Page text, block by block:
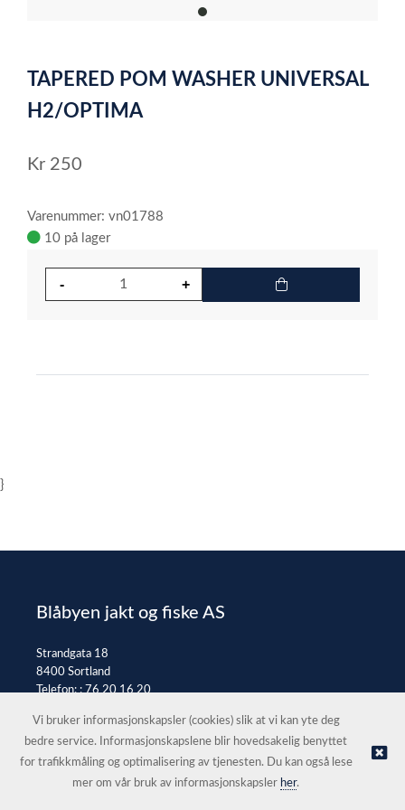
item
of
1
TAPERED POM WASHER UNIVERSAL
H2/OPTIMA
Kr 250
Varenummer: vn01788
10 på lager
}
Blåbyen jakt og fiske AS
Strandgata 18
8400 Sortland
Telefon: :76 20 16 20
© Blåbyen jakt og fiske AS |Nettbutikk levert av Kréatif
Vi bruker informasjonskapsler (cookies) slik at vi kan yte deg
bedre service. Informasjonskapslene blir hovedsakelig benyttet
for trafikkmåling og optimalisering av tjenesten. Du kan også lese
mer om vår bruk av informasjonskapsler her.